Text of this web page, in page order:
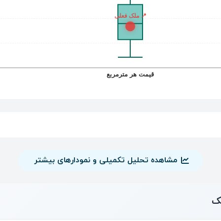
مشاهده تحلیل تکمیلی و نمودارهای بیشتر